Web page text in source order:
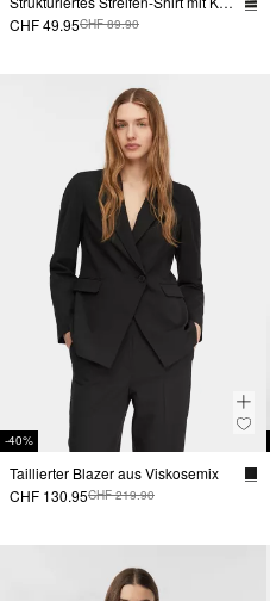
CHF 49.95CHF 89.90
-40%
Taillierter Blazer aus Viskosemix
CHF 130.95CHF 219.90